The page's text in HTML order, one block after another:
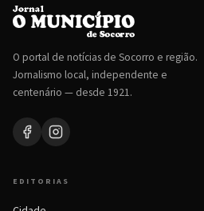
O portal de notícias de Socorro e região.
Jornalismo local, independente e
centenário — desde 1921.
EDITORIAS